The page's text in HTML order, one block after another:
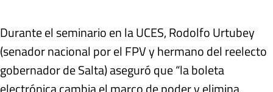
Durante el seminario en la UCES, Rodolfo Urtubey
(senador nacional por el FPV y hermano del reelecto
gobernador de Salta) aseguró que “la boleta